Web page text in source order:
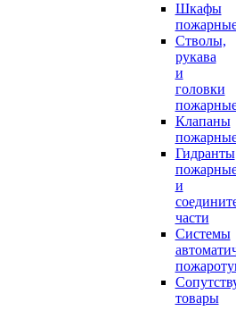
Шкафы
Стволы,
рукава
и
головки
Клапаны
Гидранты
и
части
Системы
товары